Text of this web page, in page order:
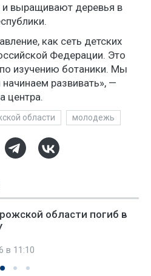
и выращивают деревья в
как сеть детских
Федерации. Это
изучению ботаники. Мы
начинаем развивать», —
центра.
области молодежь
области погиб в
в 11:10